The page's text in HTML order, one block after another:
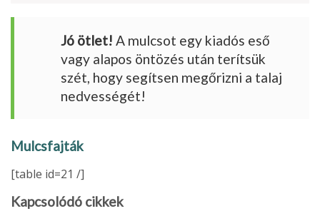
Jó ötlet! A mulcsot egy kiadós eső
vagy alapos öntözés után terítsük
szét, hogy segítsen megőrizni a talaj
nedvességét!
Mulcsfajták
[table id=21 /]
Kapcsolódó cikkek